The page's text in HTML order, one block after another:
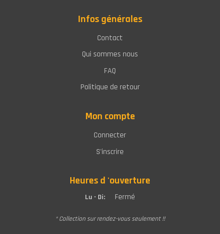
Infos générales
Contact
Qui sommes nous
FAQ
Politique de retour
Mon compte
Connecter
S'inscrire
Heures d 'ouverture
Lu - Di: Fermé
* Collection sur rendez-vous seulement !!